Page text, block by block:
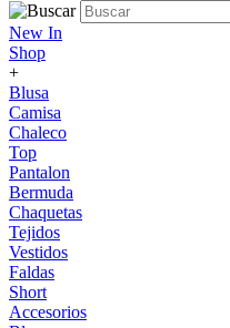
New In
Shop
+
Blusa
Camisa
Chaleco
Top
Pantalon
Bermuda
Chaquetas
Tejidos
Vestidos
Faldas
Short
Accesorios